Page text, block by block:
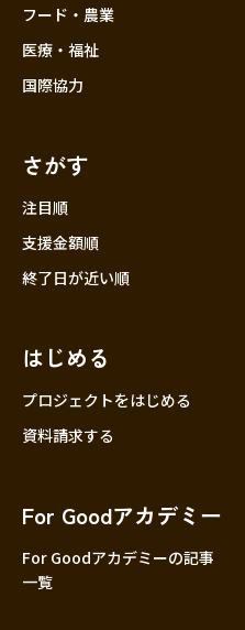
フード・農業
医療・福祉
国際協力
さがす
注目順
支援金額順
終了日が近い順
はじめる
プロジェクトをはじめる
資料請求する
For Goodアカデミー
For Goodアカデミーの記事
一覧